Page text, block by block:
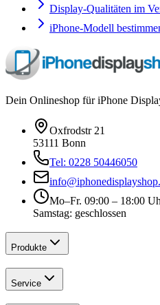
Display-Qualitäten im
iPhone-Modell
Dein Onlineshop für iPhone
Oxfrodstr 21
53111 Bonn
Tel: 0228 50446050
Mo–Fr. 09:00 – 18:00
Samstag: geschlossen
Produkte
Service